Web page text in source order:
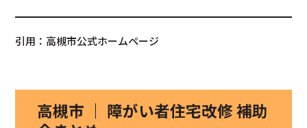
引用：高槻市公式ホームページ
高槻市 ｜ 障がい者住宅改修 補助